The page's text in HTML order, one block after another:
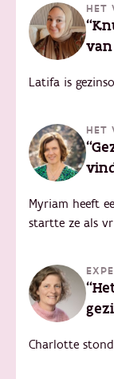
HET
Latifa is
HET
Myriam heeft
startte ze als
Charlotte